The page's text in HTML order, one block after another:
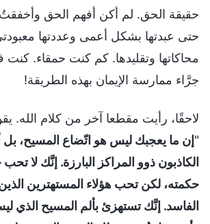
حقيقة الحق. لم أكن أفهم الحق وأخفقتُ
حتى عبدتها بشكل أعمى وعددتها
محاكاتها وتقليدها. كم كنت حمقاء.
جرَّاء ممارسة الإيمان بهذه الطريقة!
لاحقًا، رأيت مقطعا آخر من كلام الله.
"إن ما يعجبك ليس هو اتّضاع المسيح، بل
الكاذبون ذوو المراكز البارزة. إنَّك لا
حكمته، لكن تحب هؤلاء المستهترين الذين
الفاسد. إنَّك تستهزئ بألم المسيح الذي